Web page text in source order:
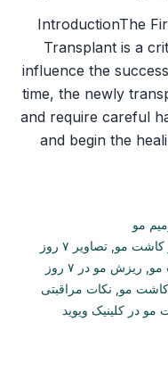
IntroductionThe
Transplant is a
influence the
time, the newly
and require careful
and begin the
مو
,
تصاویر ۷ روز
ریزش مو در ۷ روز
کاشت مو
نکات مراقبتی
مو در کلینیک ویوید